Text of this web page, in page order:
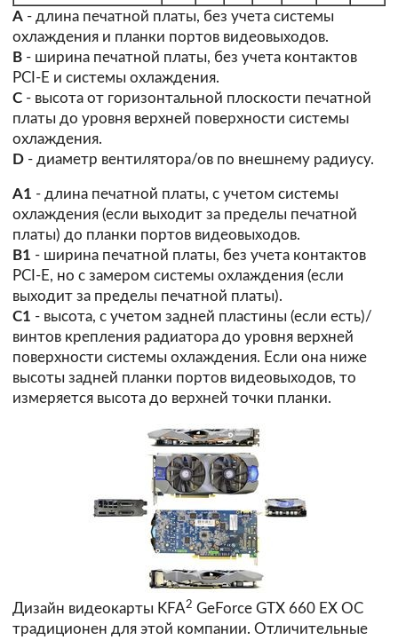
А - длина печатной платы, без учета системы
охлаждения и планки портов видеовыходов.
В - ширина печатной платы, без учета контактов
PCI-E и системы охлаждения.
С - высота от горизонтальной плоскости печатной
платы до уровня верхней поверхности системы
охлаждения.
D - диаметр вентилятора/ов по внешнему радиусу.
А1 - длина печатной платы, с учетом системы
охлаждения (если выходит за пределы печатной
платы) до планки портов видеовыходов.
В1 - ширина печатной платы, без учета контактов
PCI-E, но с замером системы охлаждения (если
выходит за пределы печатной платы).
С1 - высота, с учетом задней пластины (если есть)/
винтов крепления радиатора до уровня верхней
поверхности системы охлаждения. Если она ниже
высоты задней планки портов видеовыходов, то
измеряется высота до верхней точки планки.
Дизайн видеокарты KFA2 GeForce GTX 660 EX OC
традиционен для этой компании. Отличительные